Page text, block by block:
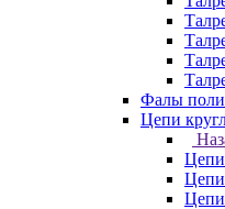
Фалы
Цепи
Цепи
Цепи
Цепи